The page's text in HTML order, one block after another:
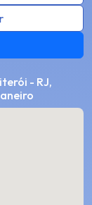
- RJ,